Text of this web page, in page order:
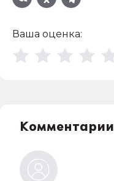
Ваша оценка:
Комментарии